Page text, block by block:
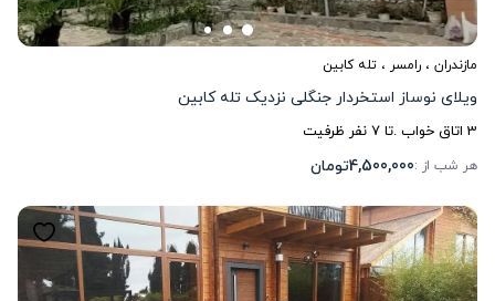
مازندران ، رامسر ، تله کابین
ویلای نوساز استخردار جنگلی نزدیک تله کابین
3 اتاق خواب .تا7نفر ظرفیت
هر شب از :4,500,000تومان